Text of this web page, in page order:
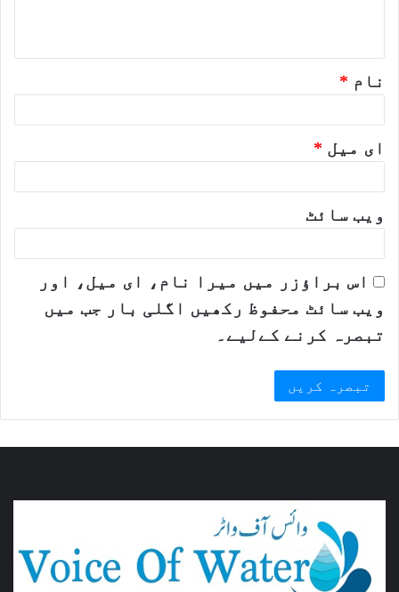
نام *
ای میل *
ویب‌ سائٹ
اس براؤزر میں میرا نام، ای میل، اور
ویب سائٹ محفوظ رکھیں اگلی بار جب میں
تبصرہ کرنے کےلیے۔